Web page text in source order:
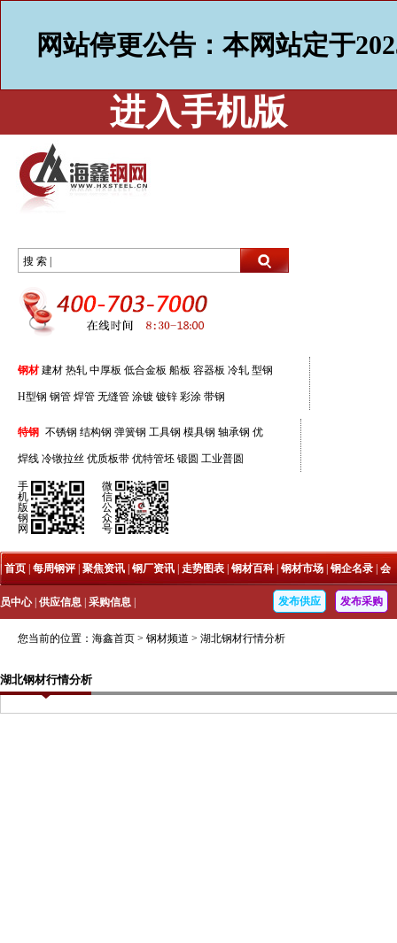
网站停更公告：本网站定于
进入手机版
搜 索 |
钢材 建材 热轧 中厚板 低合金板 船板 容器板 冷轧 型钢
H型钢 钢管 焊管 无缝管 涂镀 镀锌 彩涂 带钢
特钢 不锈钢 结构钢 弹簧钢 工具钢 模具钢 轴承钢 优
焊线 冷镦拉丝 优质板带 优特管坯 锻圆 工业普圆
手
机
版
钢
网
微
信
公
众
号
| 首页 每周钢评 聚焦资讯 钢厂资讯 走势图表 钢材百科| 钢材市场 钢企名录 会
员中心| 供应信息 采购信息 发布供应 发布采购
您当前的位置： 海鑫首页 > 钢材频道 > 湖北钢材行情分析
湖北钢材行情分析